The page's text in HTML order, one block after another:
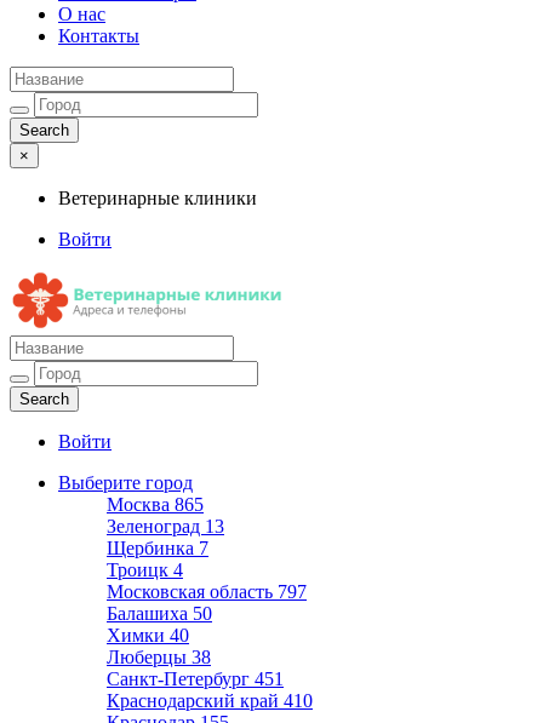
О нас
Контакты
×
Ветеринарные клиники
Войти
Ветеринарные клиники
Адреса и телефоны
Войти
Выберите город
Москва 865
Зеленоград 13
Щербинка 7
Троицк 4
Московская область 797
Балашиха 50
Химки 40
Люберцы 38
Санкт-Петербург 451
Краснодарский край 410